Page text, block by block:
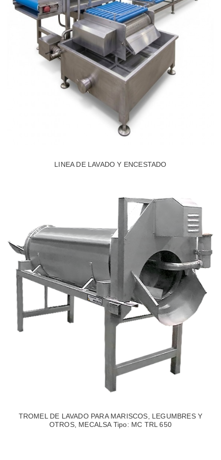
LINEA DE LAVADO Y ENCESTADO
TROMEL DE LAVADO PARA MARISCOS, LEGUMBRES Y
OTROS, MECALSA Tipo: MC TRL 650